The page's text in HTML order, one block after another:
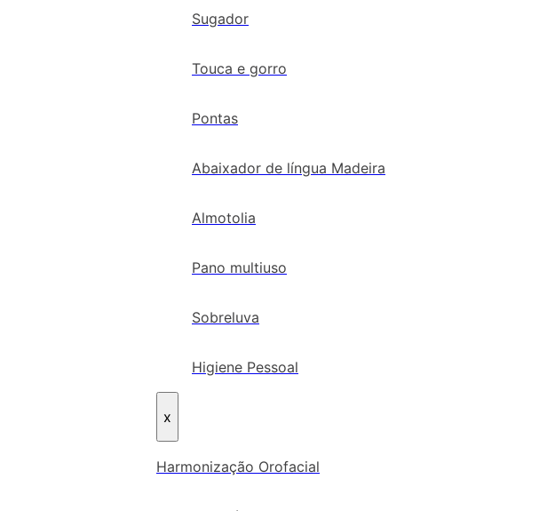
Sugador
Touca e gorro
Pontas
Abaixador de língua Madeira
Almotolia
Pano multiuso
Sobreluva
Higiene Pessoal
x
Harmonização Orofacial